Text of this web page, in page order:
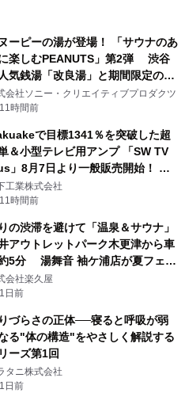
ーピーの湯が登場！ 「サウナのあ
楽しむPEANUTS」第2弾 渋谷
気銭湯「改良湯」と期間限定のコ
レーション サウナイキタイコラ
ッズも発売決定！
会社ソニー・クリエイティブプロダクツ
時間前
で目標1341％を突破した超
＆小型テレビ用アンプ 「SW TV
」8月7日より一般販売開始！ ケ
ル1本つなぐだけ、テレビの音が
と豊かに
工業株式会社
時間前
の渋滞を避けて「温泉＆サウナ」
アウトレットパーク木更津から車
5分 湯舞音 袖ケ浦店が夏フェア
ューを提供
会社楽久屋
日前
づらさの正体──寝ると呼吸が弱
る"体の構造"をやさしく解説する
ーズ第1回
タニ株式会社
日前